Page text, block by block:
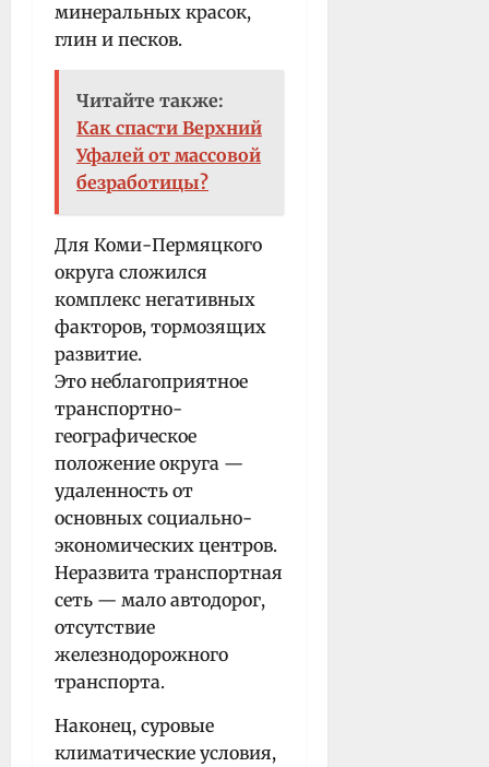
минеральных красок,
глин и песков.
Читайте также:
Как спасти Верхний
Уфалей от массовой
безработицы?
Для Коми-Пермяцкого
округа сложился
комплекс негативных
факторов, тормозящих
развитие.
Это неблагоприятное
транспортно-
географическое
положение округа —
удаленность от
основных социально-
экономических центров.
Неразвита транспортная
сеть — мало автодорог,
отсутствие
железнодорожного
транспорта.
Наконец, суровые
климатические условия,